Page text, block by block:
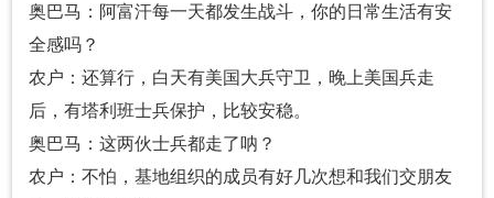
奥巴马：阿富汗每一天都发生战斗，你的日常生活有安
全感吗？
农户：还算行，白天有美国大兵守卫，晚上美国兵走
后，有塔利班士兵保护，比较安稳。
奥巴马：这两伙士兵都走了呐？
农户：不怕，基地组织的成员有好几次想和我们交朋友